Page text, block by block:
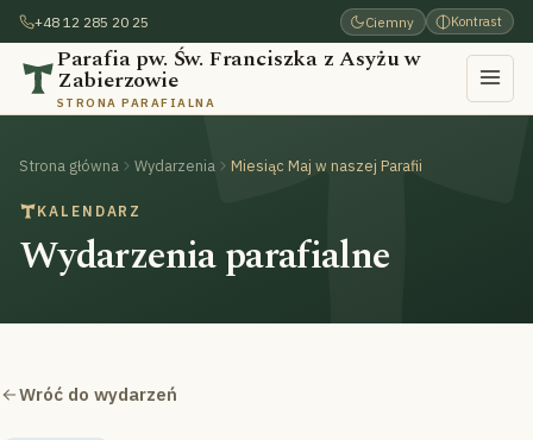
+48 12 285 20 25 Ciemny Kontrast
Parafia pw. Św. Franciszka z Asyżu w
Zabierzowie
STRONA PARAFIALNA
Strona główna Wydarzenia Miesiąc Maj w naszej Parafii
KALENDARZ
Wydarzenia parafialne
Wróć do wydarzeń